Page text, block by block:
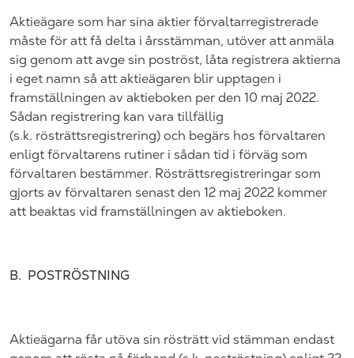
Aktieägare som har sina aktier förvaltarregistrerade
måste för att få delta i årsstämman, utöver att anmäla
sig genom att avge sin poströst, låta registrera aktierna
i eget namn så att aktieägaren blir upptagen i
framställningen av aktieboken per den 10 maj 2022.
Sådan registrering kan vara tillfällig
(s.k. rösträttsregistrering) och begärs hos förvaltaren
enligt förvaltarens rutiner i sådan tid i förväg som
förvaltaren bestämmer. Rösträttsregistreringar som
gjorts av förvaltaren senast den 12 maj 2022 kommer
att beaktas vid framställningen av aktieboken.
B. POSTRÖSTNING
Aktieägarna får utöva sin rösträtt vid stämman endast